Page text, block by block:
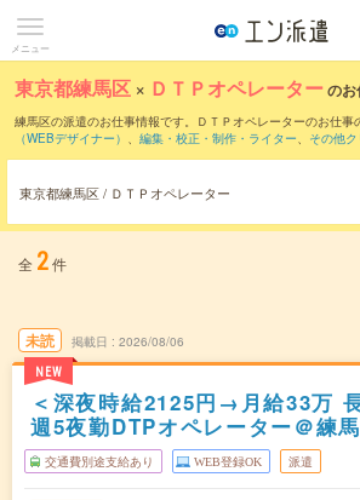
メニュー
東京都練馬区 × ＤＴＰオペレーターの
練馬区の派遣のお仕事情報です。ＤＴＰオペレーターのお仕事
（WEBデザイナー） 、 編集・校正・制作・ライター、 その他
ＤＴＰオペレー
は？
東京都練馬区 / ＤＴＰオペレーター
全 2件
未読
NEW
掲載日 2026/08/06
＜深夜時給2125円→月給33万
週5夜勤DTPオペレーター＠練馬
交通費別途支給あり WEB登録OK 派遣